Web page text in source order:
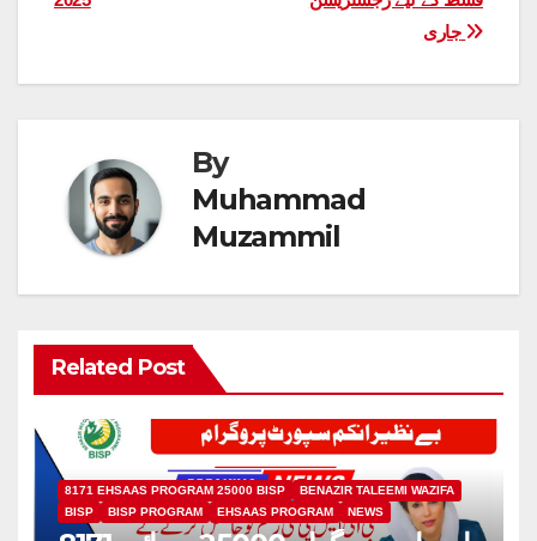
جاری
By
Muhammad
Muzammil
Related Post
8171 EHSAAS PROGRAM 25000 BISP
BENAZIR TALEEMI WAZIFA
BISP
BISP PROGRAM EHSAAS PROGRAM NEWS